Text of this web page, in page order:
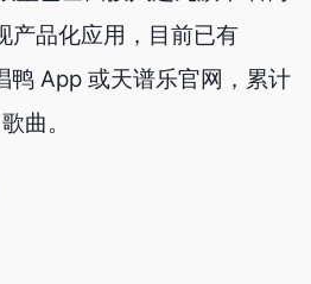
产品化应用，目前已有
App 或天谱乐官网，累计
曲。